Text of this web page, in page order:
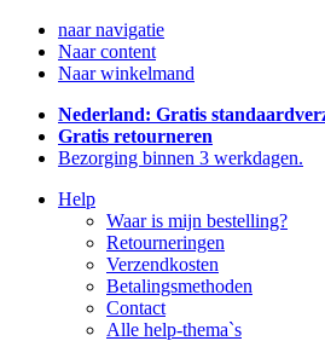
naar navigatie
Naar content
Naar winkelmand
Nederland: Gratis
Gratis retourneren
Bezorging binnen 3 werkdagen.
Help
Waar is mijn bestelling?
Retourneringen
Verzendkosten
Betalingsmethoden
Contact
Alle help-thema`s